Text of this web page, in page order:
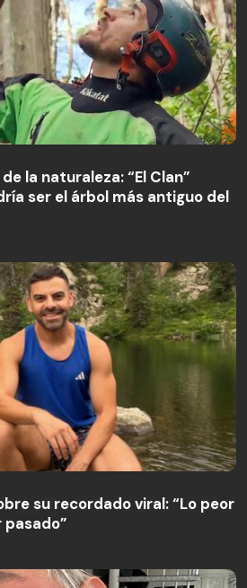
ser el árbol más antiguo del
la naturaleza: “El Clan”
ser el árbol más antiguo del
su recordado viral: “Lo peor